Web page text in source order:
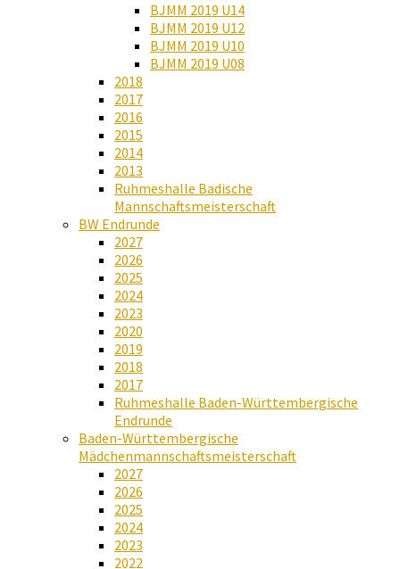
BJMM 2019 U14
BJMM 2019 U12
BJMM 2019 U10
BJMM 2019 U08
2018
2017
2016
2015
2014
2013
Ruhmeshalle Badische
Mannschaftsmeisterschaft
BW Endrunde
2027
2026
2025
2024
2023
2020
2019
2018
2017
Ruhmeshalle Baden-Württembergische
Endrunde
Baden-Württembergische
Mädchenmannschaftsmeisterschaft
2027
2026
2025
2024
2023
2022